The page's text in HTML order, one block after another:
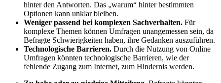
hinter den Antworten. Das „warum“ hinter bestimmten
Optionen kann unklar bleiben.
Weniger passend bei komplexen Sachverhalten. Für
komplexe Themen können Umfragen unangemessen sein, da
Befragte Schwierigkeiten haben, ihre Gedanken auszuführen.
Technologische Barrieren. Durch die Nutzung von Online
Umfragen könnten technologische Barrieren, wie der
fehlende Zugang zum Internet, zum Hindernis werden.